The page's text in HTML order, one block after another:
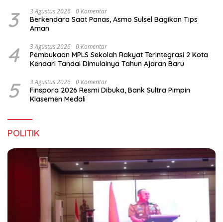
3
3 Agustus 2026 0 Komentar
Berkendara Saat Panas, Asmo Sulsel Bagikan Tips
Aman
4 3 Agustus 2026 0 Komentar
Pembukaan MPLS Sekolah Rakyat Terintegrasi 2 Kota
Kendari Tandai Dimulainya Tahun Ajaran Baru
5 3 Agustus 2026 0 Komentar
Finspora 2026 Resmi Dibuka, Bank Sultra Pimpin
Klasemen Medali
POLITIK